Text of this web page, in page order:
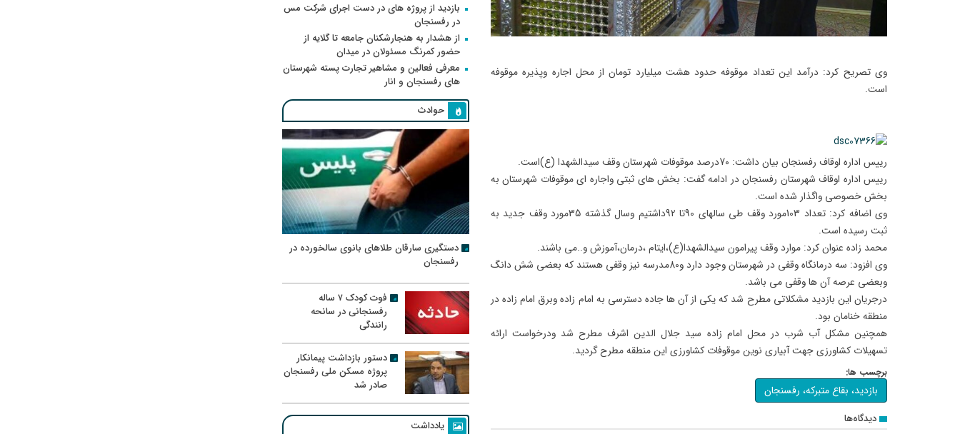
وی تصریح کرد: درآمد این تعداد موقوفه حدود هشت میلیارد تومان از محل اجاره وپذیره موقوفه
است.
رییس اداره اوقاف رفسنجان بیان داشت: 70درصد موقوفات شهرستان وقف سیدالشهدا (ع)است.
رییس اداره اوقاف شهرستان رفسنجان در ادامه گفت: بخش های ثبتی واجاره ای موقوفات شهرستان به
بخش خصوصی واگذار شده است.
وی اضافه کرد: تعداد 103مورد وقف طی سالهای 90تا 92داشتیم وسال گذشته 35مورد وقف جدید به
ثبت رسیده است.
محمد زاده عنوان کرد: موارد وقف پیرامون سیدالشهدا(ع)،ایتام ،درمان،آموزش و..می باشند.
وی افزود: سه درمانگاه وقفی در شهرستان وجود دارد و80مدرسه نیز وقفی هستند که بعضی شش دانگ
وبعضی عرصه آن ها وقفی می باشد.
درجریان این بازدید مشکلاتی مطرح شد که یکی از آن ها جاده دسترسی به امام زاده وبرق امام زاده در
منطقه خنامان بود.
همچنین مشکل آب شرب در محل امام زاده سید جلال الدین اشرف مطرح شد ودرخواست ارائه
تسهیلات کشاورزی جهت آبیاری نوین موقوفات کشاورزی این منطقه مطرح گردید.
برچسب ها:
بازدید، بقاع متبرکه، رفسنجان
دیدگاه‌ها
بازدید از پروژه های در دست اجرای شرکت مس
در رفسنجان
از هشدار به هنجارشکنان جامعه تا گلایه از
حضور کمرنگ مسئولان در میدان
معرفی فعالین و مشاهیر تجارت پسته شهرستان
های رفسنجان و انار
حوادث
دستگیری سارقان طلاهای بانوی سالخورده در
رفسنجان
فوت کودک ۷ ساله
رفسنجانی در سانحه
رانندگی
دستور بازداشت پیمانکار
پروژه مسکن ملی رفسنجان
صادر شد
یادداشت